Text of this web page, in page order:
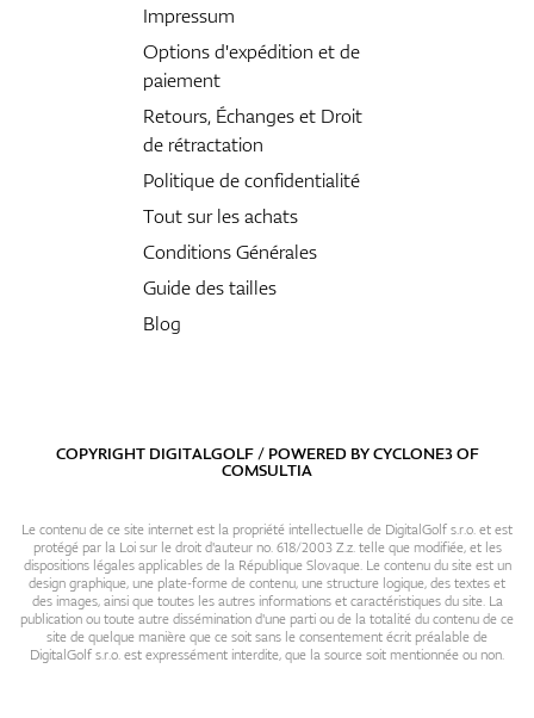
Impressum
Options d'expédition et de
paiement
Retours, Échanges et Droit
de rétractation
Politique de confidentialité
Tout sur les achats
Conditions Générales
Guide des tailles
Blog
COPYRIGHT DIGITALGOLF / POWERED BYCYCLONE3OF
COMSULTIA
Le contenu de ce site internet est la propriété intellectuelle de DigitalGolf s.r.o. et est
protégé par la Loi sur le droit d'auteur no. 618/2003 Z.z. telle que modifiée, et les
dispositions légales applicables de la République Slovaque. Le contenu du site est un
design graphique, une plate-forme de contenu, une structure logique, des textes et
des images, ainsi que toutes les autres informations et caractéristiques du site. La
publication ou toute autre dissémination d'une parti ou de la totalité du contenu de ce
site de quelque manière que ce soit sans le consentement écrit préalable de
DigitalGolf s.r.o. est expressément interdite, que la source soit mentionnée ou non.